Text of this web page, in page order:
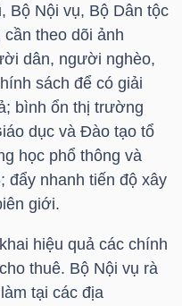
Bộ Nội vụ, Bộ Dân tộc
theo dõi ảnh
dân, người nghèo,
sách để có giải
bình ổn thị trường
dục và Đào tạo tổ
học phổ thông và
đẩy nhanh tiến độ xây
giới.
hiệu quả các chính
thuê. Bộ Nội vụ rà
tại các địa